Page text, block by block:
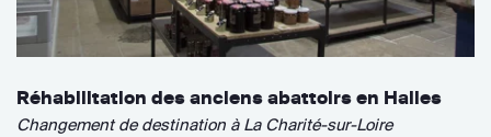
Réhabilitation des anciens abattoirs en Halles
Changement de destination à La Charité-sur-Loire